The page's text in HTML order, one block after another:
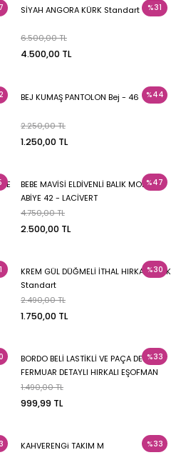
%31
SİYAH ANGORA KÜRK Standart
6.500,00 TL
4.500,00 TL
%44
BEJ KUMAŞ PANTOLON Bej - 46
2.250,00 TL
1.250,00 TL
%47
BEBE MAVİSİ ELDİVENLİ BALIK MODEL
ABİYE 42 - LACİVERT
4.750,00 TL
2.500,00 TL
%30
KREM GÜL DÜĞMELİ İTHAL HIRKA KAZAK
Standart
2.490,00 TL
1.750,00 TL
%33
BORDO BELİ LASTİKLİ VE PAÇA DETAYI
FERMUAR DETAYLI HIRKALI EŞOFMAN
TAKIMI 2XL
1.490,00 TL
999,99 TL
%33
KAHVERENGi TAKIM M